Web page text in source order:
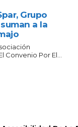
Grupo
a la
Por El...